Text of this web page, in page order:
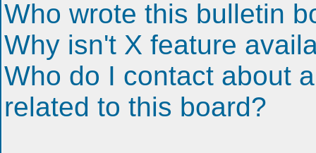
Who wrote this bulletin
Why isn't X feature
Who do I contact about
related to this board?